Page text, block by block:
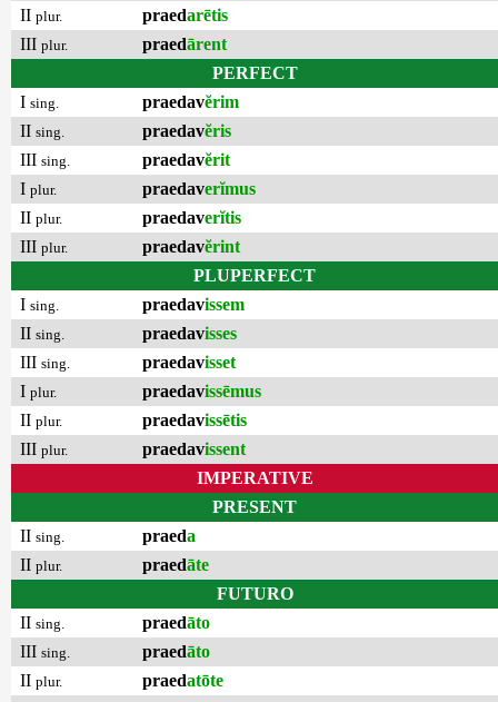
II plur. praedarētis
III plur. praedārent
PERFECT
I sing. praedavĕrim
II sing. praedavĕris
III sing. praedavĕrit
I plur. praedaverĭmus
II plur. praedaverĭtis
III plur. praedavĕrint
PLUPERFECT
I sing. praedavissem
II sing. praedavisses
III sing. praedavisset
I plur. praedavissēmus
II plur. praedavissētis
III plur. praedavissent
IMPERATIVE
PRESENT
II sing. praeda
II plur. praedāte
FUTURO
II sing. praedāto
III sing. praedāto
II plur. praedatōte